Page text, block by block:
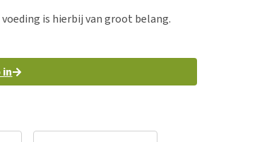
en botten
is hierbij van groot belang.
in